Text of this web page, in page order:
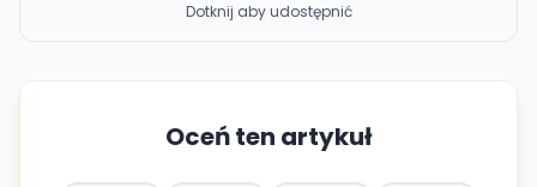
Dotknij aby udostępnić
Oceń ten artykuł